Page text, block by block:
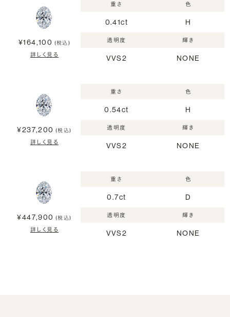
¥164,100 (税込)
詳しく見る
重さ
0.41ct
色
H
透明度
VVS2
輝き
NONE
¥237,200 (税込)
詳しく見る
重さ
0.54ct
色
H
透明度
VVS2
輝き
NONE
¥447,900 (税込)
詳しく見る
重さ
0.7ct
色
D
透明度
VVS2
輝き
NONE